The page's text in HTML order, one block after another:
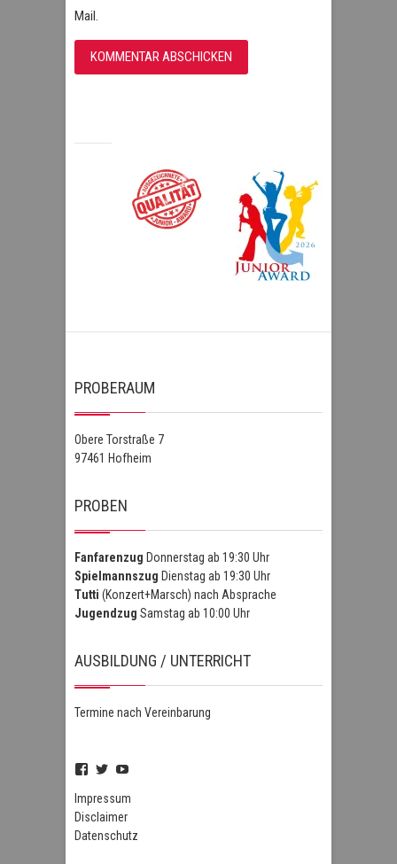
Mail.
PROBERAUM
Obere Torstraße 7
97461 Hofheim
PROBEN
Fanfarenzug Donnerstag ab 19:30 Uhr
Spielmannszug Dienstag ab 19:30 Uhr
Tutti (Konzert+Marsch) nach Absprache
Jugendzug Samstag ab 10:00 Uhr
AUSBILDUNG / UNTERRICHT
Termine nach Vereinbarung
Profil
FSZHofheim
auf
Facebook
anzeigen
Profil
FSZHOH
auf
Twitter
anzeigen
UCIPUnOSBlWxEpiBka0jOAfw
anzeigen
Impressum
Disclaimer
Datenschutz